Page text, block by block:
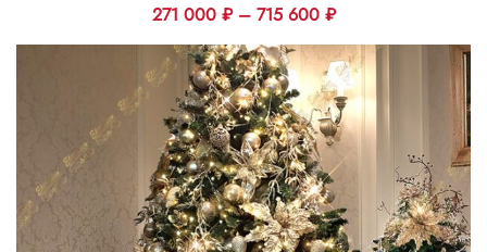
271 000 ₽– 715 600 ₽